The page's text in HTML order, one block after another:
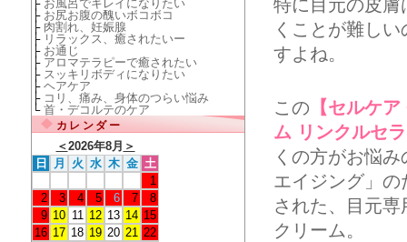
├ お風呂でキレイになりたい
├ お尻お腹の醜いボコボコ
├ 肉割れ、妊娠腺
├ リラックス、癒されたいー
├ お通じ
├ アロマテラピーで癒されたい
├ スッキリボディになりたい
├ ヘアケア
├ コリ、痛み、身体のつらい悩み
└ 首・デコルテのケア
カレンダー
＜2026年8月 ＞
日
月 火 水 木 金 土
1
2
3 4 5 6 7
8
9 10 11 12 13 14 15
16 17 18 19 20 21 22
特に目元の皮膚
くことが難し
すよね。
この 【セルケ
ム リンクルセ
くの方がお悩
エイジング」の
された、目元専
クリーム。